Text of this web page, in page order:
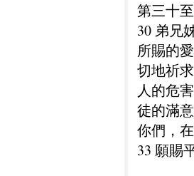
第三十
30 弟兄
所賜的
切地祈
人的危
徒的滿
你們，
33 願賜